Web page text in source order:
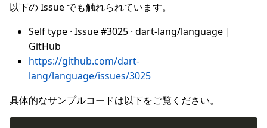
以下の Issue でも触れられています。
Self type · Issue #3025 · dart-lang/language |
GitHub
https://github.com/dart-
lang/language/issues/3025
具体的なサンプルコードは以下をご覧ください。